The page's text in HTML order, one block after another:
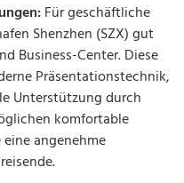
Für geschäftliche
Shenzhen (SZX) gut
Business-Center. Diese
Präsentationstechnik,
Unterstützung durch
komfortable
angenehme